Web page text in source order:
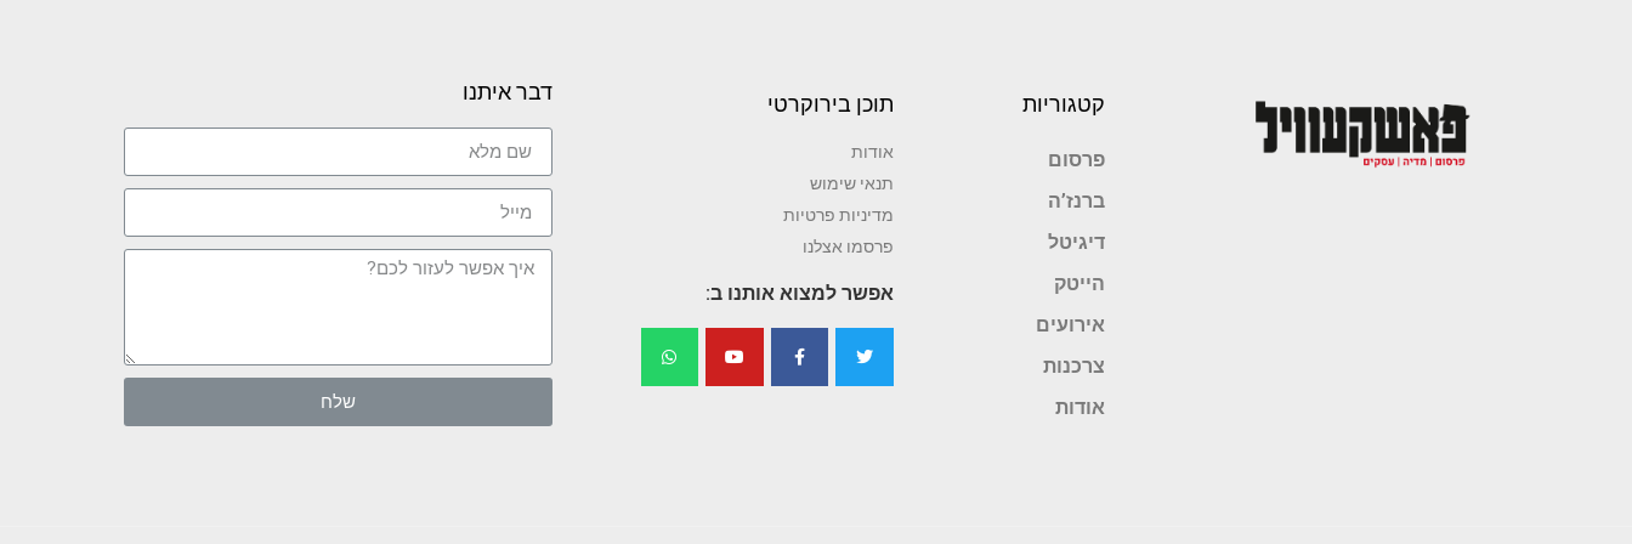
קטגוריות
פרסום
ברנז’ה
דיגיטל
הייטק
אירועים
צרכנות
אודות
תוכן בירוקרטי
אודות
תנאי שימוש
מדיניות פרטיות
פרסמו אצלנו
אפשר למצוא אותנו ב:
דבר איתנו
שלח